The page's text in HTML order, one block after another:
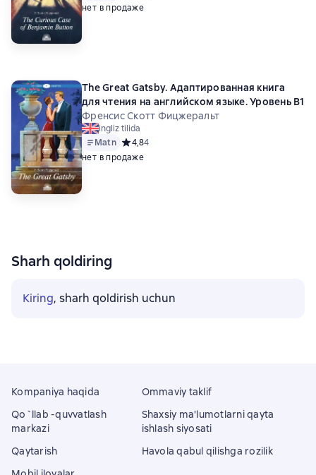
нет в продаже
The Great Gatsby. Адаптированная книга
для чтения на английском языке. Уровень B1
Френсис Скотт Фицжеральт
ingliz tilida
Matn Средний рейтинг 4,8 на основе 4 оценок
4,84
нет в продаже
Sharh qoldiring
Kiring, sharh qoldirish uchun
Kompaniya haqida
Qo`llab -quvvatlash
markazi
Qaytarish
Ommaviy taklif
Shaxsiy ma'lumotlarni qayta
ishlash siyosati
Havola qabul qilishga rozilik